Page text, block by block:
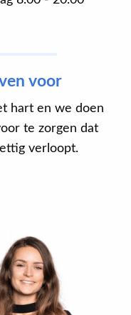
voor
hart en we doen
te zorgen dat
verloopt.